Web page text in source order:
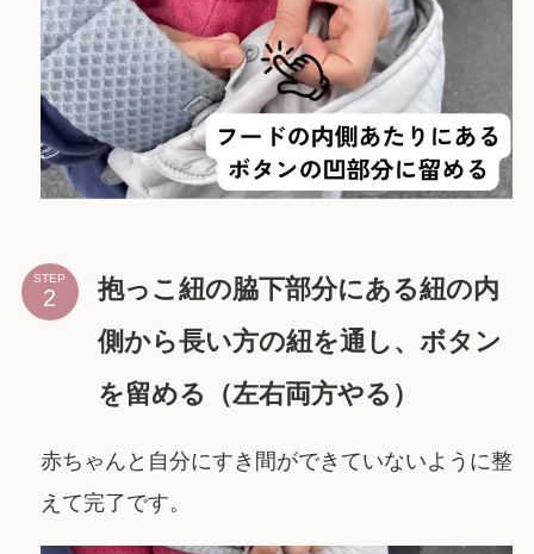
STEP
抱っこ紐の脇下部分にある紐の内
側から長い方の紐を通し、ボタン
を留める（左右両方やる）
赤ちゃんと自分にすき間ができていないように整
えて完了です。